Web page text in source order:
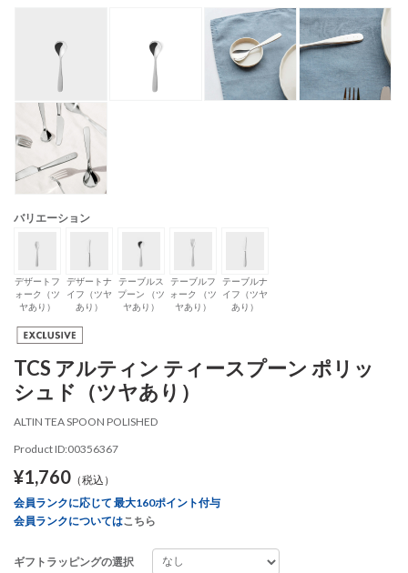
バリエーション
デザートフ
ォーク（ツ
ヤあり）
デザートナ
イフ（ツヤ
あり）
テーブルス
プーン （ツ
ヤあり）
テーブルフ
ォーク （ツ
ヤあり）
テーブルナ
イフ（ツヤ
あり）
TCS アルティン ティースプーン ポリッ
シュド（ツヤあり）
ALTIN TEA SPOON POLISHED
Product ID:00356367
¥1,760 （税込）
会員ランクに応じて 最大160ポイント付与
会員ランクについてはこちら
ギフトラッピングの選択